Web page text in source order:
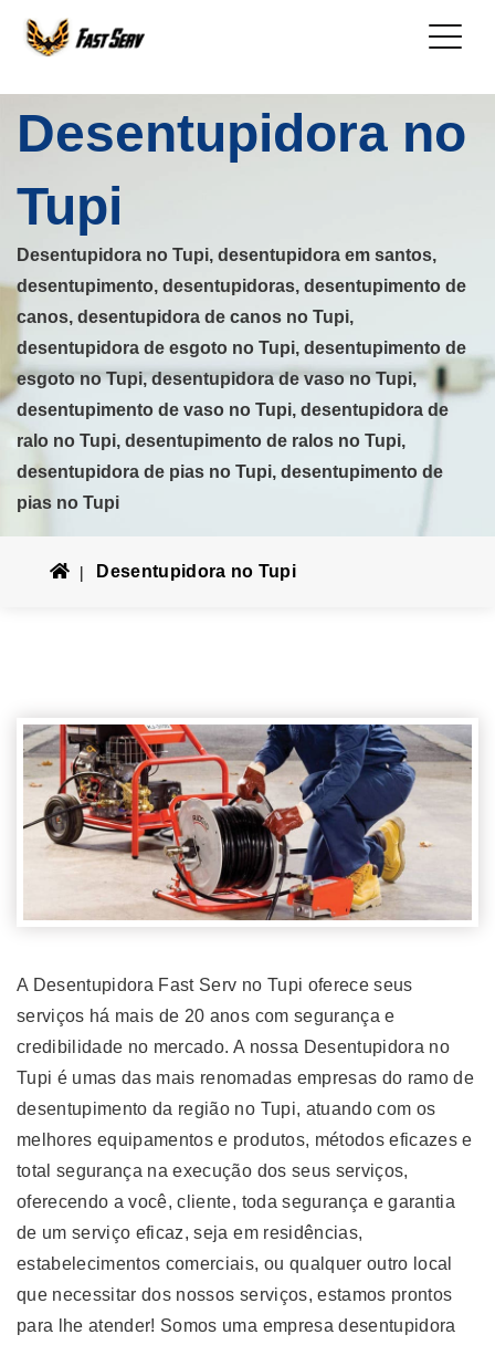
Desentupidora no
Tupi
Desentupidora no Tupi, desentupidora em santos,
desentupimento, desentupidoras, desentupimento de
canos, desentupidora de canos no Tupi,
desentupidora de esgoto no Tupi, desentupimento de
esgoto no Tupi, desentupidora de vaso no Tupi,
desentupimento de vaso no Tupi, desentupidora de
ralo no Tupi, desentupimento de ralos no Tupi,
desentupidora de pias no Tupi, desentupimento de
pias no Tupi
Desentupidora no Tupi
A Desentupidora Fast Serv no Tupi oferece seus
serviços há mais de 20 anos com segurança e
credibilidade no mercado. A nossa Desentupidora no
Tupi é umas das mais renomadas empresas do ramo de
desentupimento da região no Tupi, atuando com os
melhores equipamentos e produtos, métodos eficazes e
total segurança na execução dos seus serviços,
oferecendo a você, cliente, toda segurança e garantia
de um serviço eficaz, seja em residências,
estabelecimentos comerciais, ou qualquer outro local
que necessitar dos nossos serviços, estamos prontos
para lhe atender! Somos uma empresa desentupidora